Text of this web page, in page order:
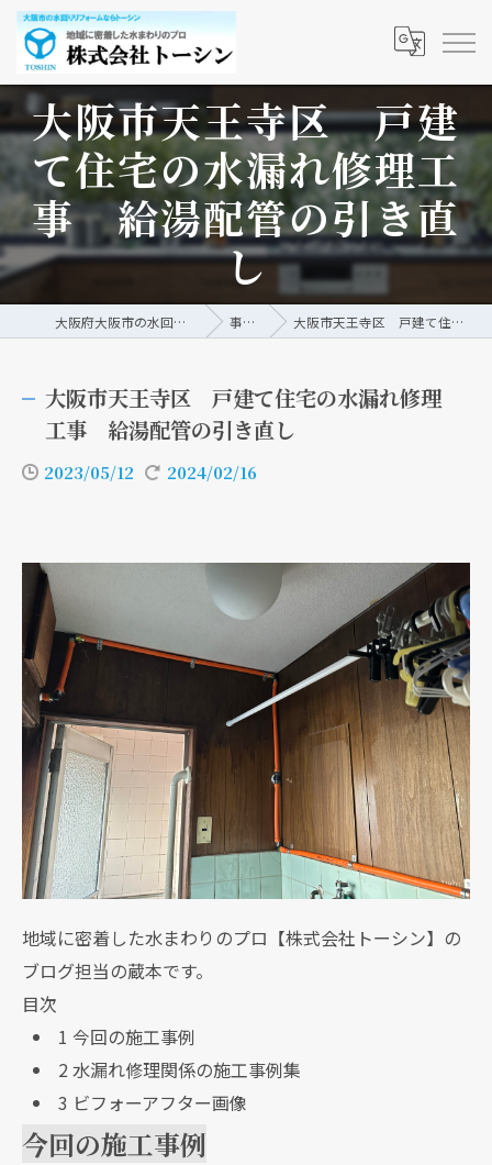
大阪市天王寺区 戸建
て住宅の水漏れ修理工
事 給湯配管の引き直
し
大阪府大阪市の水回りリフォームなら株式会社トーシン 事例/ブログ 大阪市天王寺区 戸建て住宅の水漏れ修理工事 給湯配管の引き直し
大阪市天王寺区 戸建て住宅の水漏れ修理
工事 給湯配管の引き直し
2023/05/12 2024/02/16
地域に密着した水まわりのプロ【株式会社トーシン】の
ブログ担当の蔵本です。
目次
1 今回の施工事例
2水漏れ修理関係の施工事例集
3 ビフォーアフター画像
今回の施工事例